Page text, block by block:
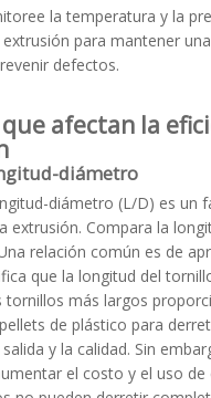
la temperatura y la
para mantener
defectos.
afectan la
diámetro
diámetro (L/D) es un
extrusión. Compara la
relación común es de
que la longitud del
tornillos más largos
de plástico para
y la calidad. Sin
el costo y el uso de